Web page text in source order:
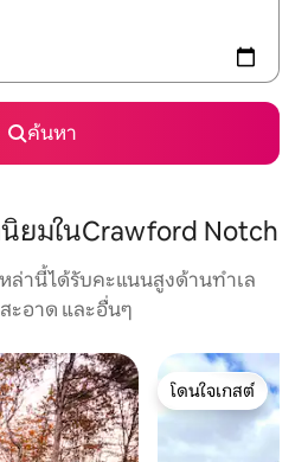
ค้นหา
มในCrawford Notch
ล่านี้ได้รับคะแนนสูงด้านทำเล
ะอาด และอื่นๆ
โดนใจเกสต์
โดนใจเกสต์